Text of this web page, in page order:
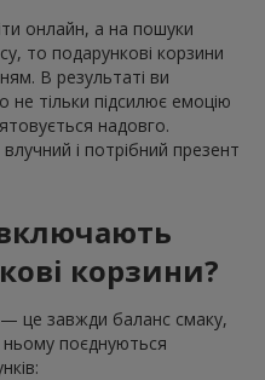
онлайн, а на пошуки
то подарункові корзини
В результаті ви
тільки підсилює емоцію
надовго.
і потрібний презент
включають
корзини?
це завжди баланс смаку,
ньому поєднуються